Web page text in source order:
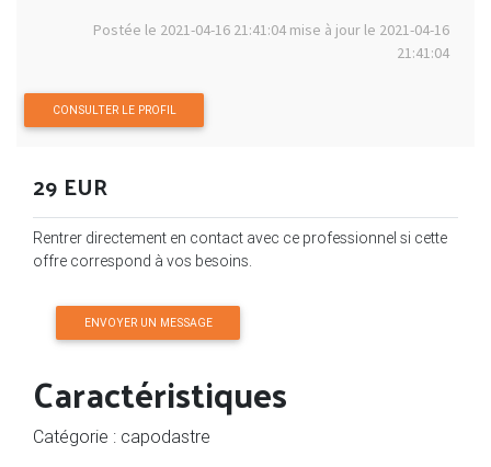
Postée le 2021-04-16 21:41:04 mise à jour le 2021-04-16
21:41:04
CONSULTER LE PROFIL
29 EUR
Rentrer directement en contact avec ce professionnel si cette
offre correspond à vos besoins.
ENVOYER UN MESSAGE
Caractéristiques
Catégorie : capodastre